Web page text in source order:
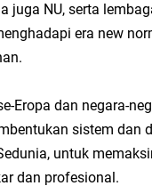
juga NU, serta
era new
Eropa dan negara-
sistem dan
untuk
dan profesional.